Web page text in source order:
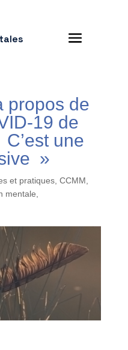
propos de
19 de
une
»
et pratiques, CCMM
mentale